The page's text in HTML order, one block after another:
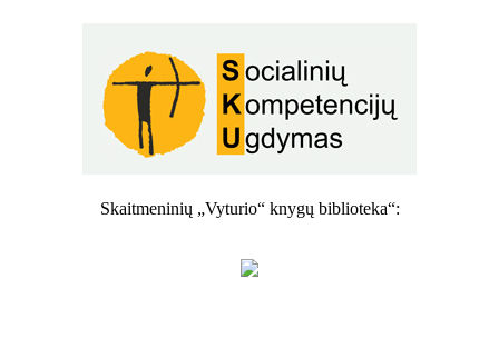
Skaitmeninių „Vyturio“ knygų biblioteka“: